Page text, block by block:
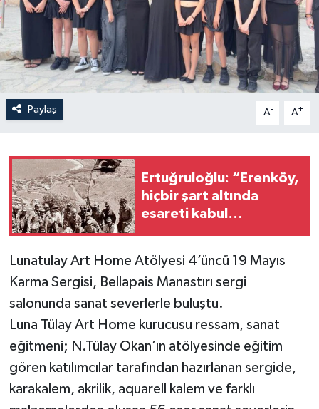
Paylaş A- A+
Ertuğruloğlu: “Erenköy,
hiçbir şart altında
esareti kabul
Lunatulay Art Home Atölyesi 4’üncü 19 Mayıs
Karma Sergisi, Bellapais Manastırı sergi
salonunda sanat severlerle buluştu.
Luna Tülay Art Home kurucusu ressam, sanat
eğitmeni; N.Tülay Okan’ın atölyesinde eğitim
gören katılımcılar tarafından hazırlanan sergide,
karakalem, akrilik, aquarell kalem ve farklı